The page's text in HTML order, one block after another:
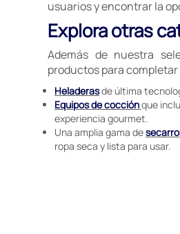
usuarios y encontrar la
Explora otras
Además de nuestra
productos para
Heladerasde última
Equipos de cocciónque
experiencia gourmet.
Una amplia gama de
ropa seca y lista para usar.